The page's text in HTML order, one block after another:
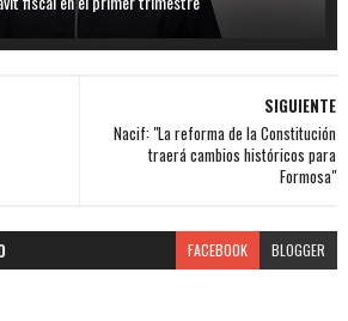
SIGUIENTE
Nacif: "La reforma de la Constitución
traerá cambios históricos para
Formosa"
FACEBOOK BLOGGER